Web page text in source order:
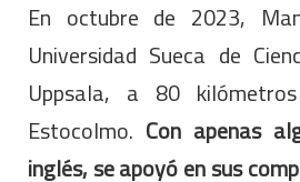
En octubre de 2023,
Universidad Sueca de
Uppsala, a 80
Estocolmo. Con apenas
inglés, se apoyó en sus